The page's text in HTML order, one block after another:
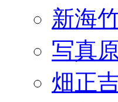
新海
写真
畑正